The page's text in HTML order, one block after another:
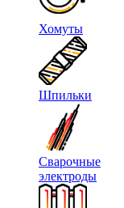
Хомуты
Шпильки
Сварочные
электроды